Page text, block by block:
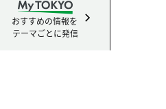
おすすめの情報を
テーマごとに発信